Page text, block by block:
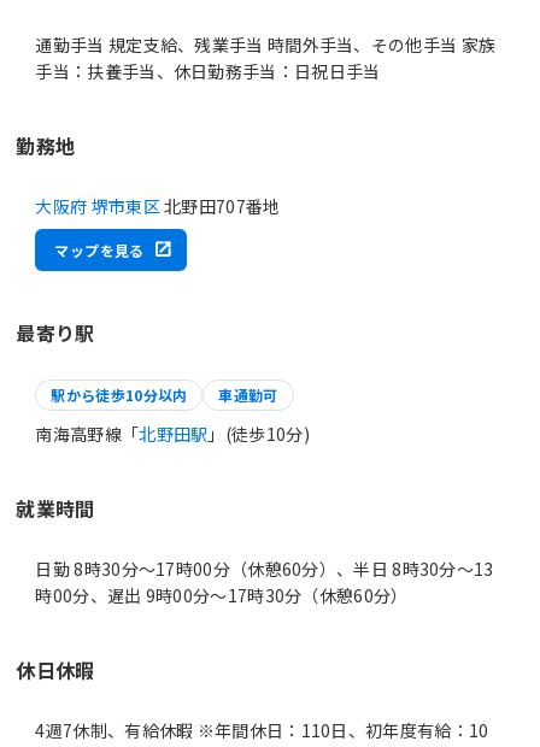
通勤手当 規定支給、残業手当 時間外手当、その他手当 家族
手当：扶養手当、休日勤務手当：日祝日手当
勤務地
大阪府 堺市東区北野田707番地
マップを見る
最寄り駅
駅から徒歩10分以内 車通勤可
南海高野線「北野田駅 」(徒歩10分)
就業時間
日勤 8時30分〜17時00分（休憩60分）、半日 8時30分〜13
時00分、遅出 9時00分〜17時30分（休憩60分）
休日休暇
4週7休制、有給休暇 ※年間休日：110日、初年度有給：10